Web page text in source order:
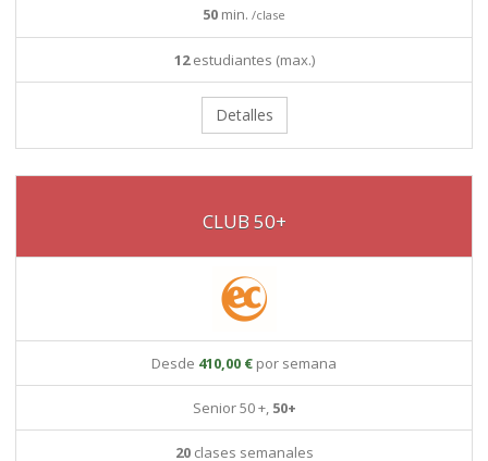
50 min. /clase
12estudiantes (max.)
Detalles
CLUB 50+
Desde 410,00 € por semana
Senior 50 +, 50+
20clases semanales